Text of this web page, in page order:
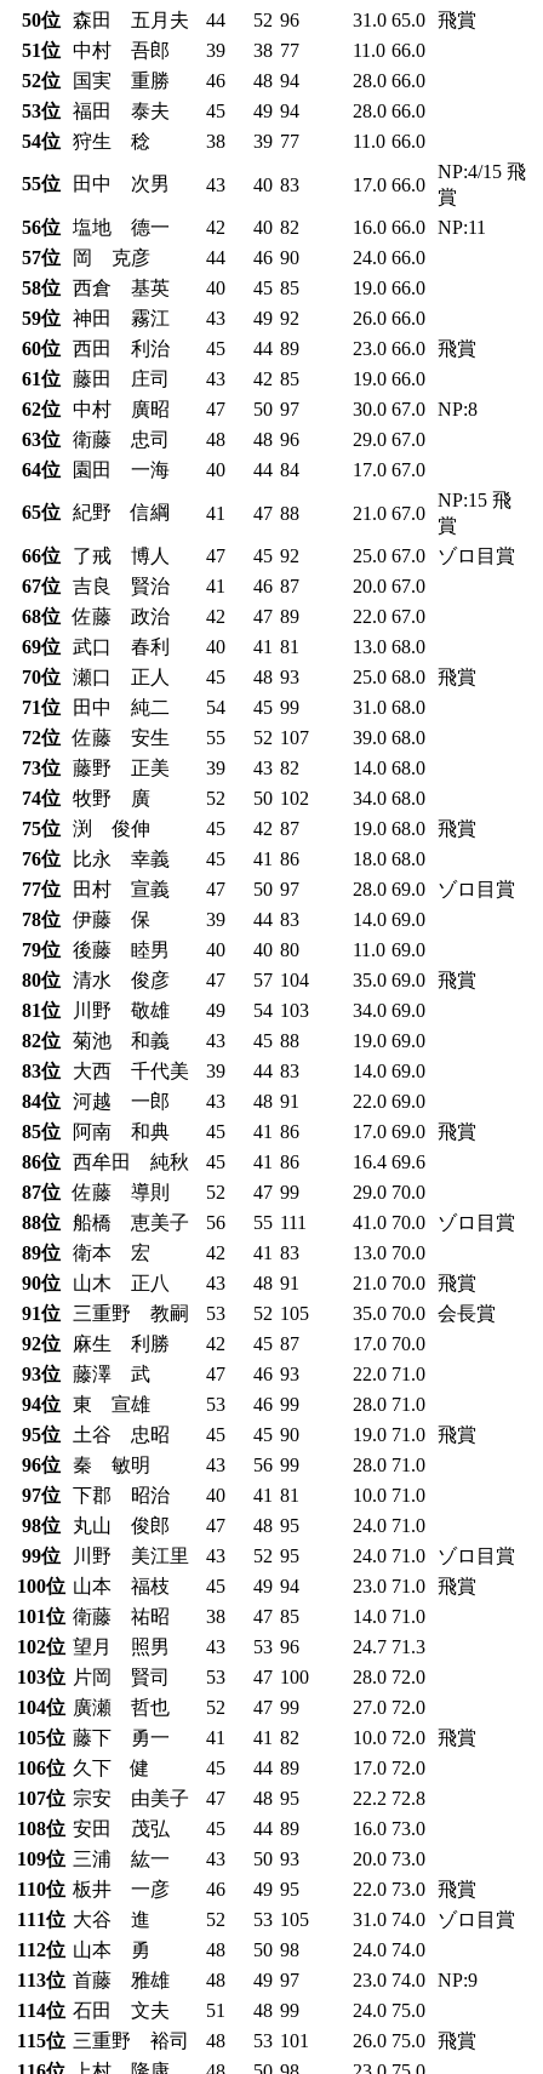
50位 森田 五月夫 44 52 96 31.0 65.0 飛賞
51位
中村 吾郎 39 38 77 11.0 66.0
52位
国実 重勝 46 48 94 28.0 66.0
53位
福田 泰夫 45 49 94 28.0 66.0
54位
狩生 稔 38 39 77 11.0 66.0
55位 田中 次男 43 40 83 17.0 66.0
NP:4/15 飛
賞
56位
塩地 德一 42 40 82 16.0 66.0 NP:11
57位
岡 克彦 44 46 90 24.0 66.0
58位
西倉 基英 40 45 85 19.0 66.0
59位
神田 霧江 43 49 92 26.0 66.0
60位
西田 利治 45 44 89 23.0 66.0 飛賞
61位
藤田 庄司 43 42 85 19.0 66.0
62位
中村 廣昭 47 50 97 30.0 67.0 NP:8
63位
衛藤 忠司 48 48 96 29.0 67.0
64位
園田 一海 40 44 84 17.0 67.0
65位 紀野 信綱 41 47 88 21.0 67.0
NP:15 飛
賞
66位
了戒 博人 47 45 92 25.0 67.0
ゾロ目賞
67位
吉良 賢治 41 46 87 20.0 67.0
68位
佐藤 政治 42 47 89 22.0 67.0
69位
武口 春利 40 41 81 13.0 68.0
70位
瀬口 正人 45 48 93 25.0 68.0 飛賞
71位
田中 純二 54 45 99 31.0 68.0
72位
佐藤 安生 55 52 107 39.0 68.0
73位
藤野 正美 39 43 82 14.0 68.0
74位
牧野 廣 52 50 102 34.0 68.0
75位
渕 俊伸 45 42 87 19.0 68.0 飛賞
76位
比永 幸義 45 41 86 18.0 68.0
77位
田村 宣義 47 50 97 28.0 69.0
ゾロ目賞
78位
伊藤 保 39 44 83 14.0 69.0
79位
後藤 睦男 40 40 80 11.0 69.0
80位
清水 俊彦 47 57 104 35.0 69.0 飛賞
81位
川野 敬雄 49 54 103 34.0 69.0
82位
菊池 和義 43 45 88 19.0 69.0
83位
大西 千代美 39 44 83 14.0 69.0
84位
河越 一郎 43 48 91 22.0 69.0
85位
阿南 和典 45 41 86 17.0 69.0 飛賞
86位
西牟田 純秋 45 41 86 16.4 69.6
87位
佐藤 導則 52 47 99 29.0 70.0
88位
船橋 恵美子 56 55 111 41.0 70.0
ゾロ目賞
89位
衛本 宏 42 41 83 13.0 70.0
90位
山木 正八 43 48 91 21.0 70.0 飛賞
91位
三重野 教嗣 53 52 105 35.0 70.0 会長賞
92位
麻生 利勝 42 45 87 17.0 70.0
93位
藤澤 武 47 46 93 22.0 71.0
94位
東 宣雄 53 46 99 28.0 71.0
95位
土谷 忠昭 45 45 90 19.0 71.0 飛賞
96位
秦 敏明 43 56 99 28.0 71.0
97位
下郡 昭治 40 41 81 10.0 71.0
98位
丸山 俊郎 47 48 95 24.0 71.0
99位
川野 美江里 43 52 95 24.0 71.0
ゾロ目賞
100位 山本 福枝 45 49 94 23.0 71.0 飛賞
101位 衛藤 祐昭 38 47 85 14.0 71.0
102位 望月 照男 43 53 96 24.7 71.3
103位 片岡 賢司 53 47 100 28.0 72.0
104位 廣瀬 哲也 52 47 99 27.0 72.0
105位 藤下 勇一 41 41 82 10.0 72.0 飛賞
106位 久下 健 45 44 89 17.0 72.0
107位 宗安 由美子 47 48 95 22.2 72.8
108位 安田 茂弘 45 44 89 16.0 73.0
109位 三浦 紘一 43 50 93 20.0 73.0
110位 板井 一彦 46 49 95 22.0 73.0 飛賞
111位 大谷 進 52 53 105 31.0 74.0
ゾロ目賞
112位 山本 勇 48 50 98 24.0 74.0
113位 首藤 雅雄 48 49 97 23.0 74.0 NP:9
114位 石田 文夫 51 48 99 24.0 75.0
115位 三重野 裕司 48 53 101 26.0 75.0 飛賞